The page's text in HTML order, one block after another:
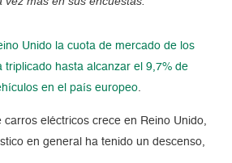
Unido la cuota de mercado de los
triplicado hasta alcanzar el 9,7% de
en el país europeo.
carros eléctricos crece en Reino Unido,
en general ha tenido un descenso,